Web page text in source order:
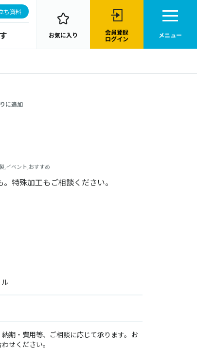
ち資料
お気に入り
会員登録
ログイン
メニュー
に追加
,イベント,おすすめ
特殊加工もご相談ください。
ル
納期・費用等、ご相談に応じて承ります。お
せください。